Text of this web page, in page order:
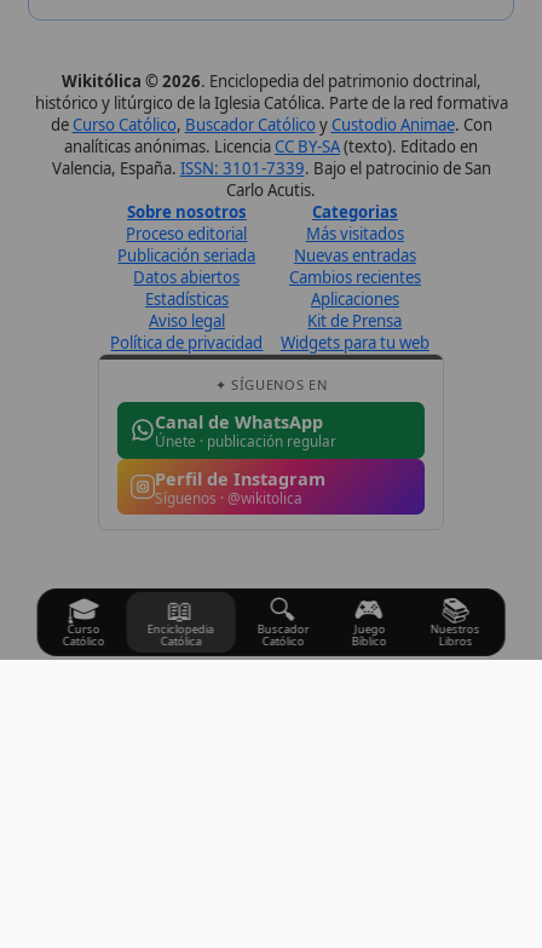
Perfil de Instagram